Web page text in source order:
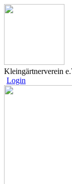
Kleingärtnerverein
Login